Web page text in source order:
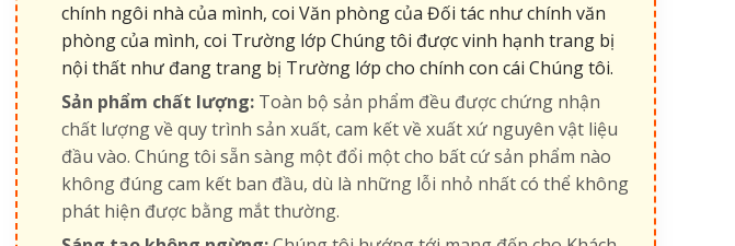
chính ngôi nhà của mình, coi Văn phòng của Đối tác như chính văn
phòng của mình, coi Trường lớp Chúng tôi được vinh hạnh trang bị
nội thất như đang trang bị Trường lớp cho chính con cái Chúng tôi.
Sản phẩm chất lượng: Toàn bộ sản phẩm đều được chứng nhận
chất lượng về quy trình sản xuất, cam kết về xuất xứ nguyên vật liệu
đầu vào. Chúng tôi sẵn sàng một đổi một cho bất cứ sản phẩm nào
không đúng cam kết ban đầu, dù là những lỗi nhỏ nhất có thể không
phát hiện được bằng mắt thường.